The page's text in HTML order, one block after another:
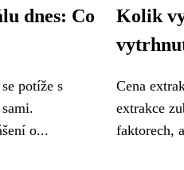
dnes: Co
potíže s
o...
Kolik
Cena
extrakce
faktorech,